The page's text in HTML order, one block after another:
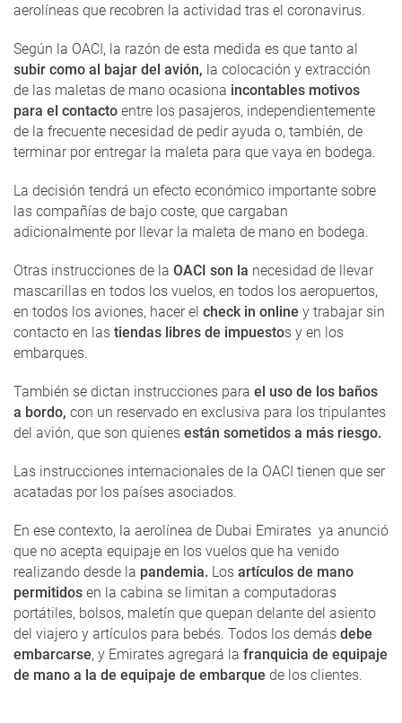
aerolíneas que recobren la actividad tras el coronavirus.
Según la OACI, la razón de esta medida es que tanto al
subir como al bajar del avión, la colocación y extracción
de las maletas de mano ocasiona incontables motivos
para el contacto entre los pasajeros, independientemente
de la frecuente necesidad de pedir ayuda o, también, de
terminar por entregar la maleta para que vaya en bodega.
La decisión tendrá un efecto económico importante sobre
las compañías de bajo coste, que cargaban
adicionalmente por llevar la maleta de mano en bodega.
Otras instrucciones de la OACI son la necesidad de llevar
mascarillas en todos los vuelos, en todos los aeropuertos,
en todos los aviones, hacer el check in online y trabajar sin
contacto en las tiendas libres de impuestos y en los
embarques.
También se dictan instrucciones para el uso de los baños
a bordo, con un reservado en exclusiva para los tripulantes
del avión, que son quienes están sometidos a más riesgo.
Las instrucciones internacionales de la OACI tienen que ser
acatadas por los países asociados.
En ese contexto, la aerolínea de Dubai Emirates ya anunció
que no acepta equipaje en los vuelos que ha venido
realizando desde la pandemia. Los artículos de mano
permitidos en la cabina se limitan a computadoras
portátiles, bolsos, maletín que quepan delante del asiento
del viajero y artículos para bebés. Todos los demás debe
embarcarse, y Emirates agregará la franquicia de equipaje
de mano a la de equipaje de embarque de los clientes.